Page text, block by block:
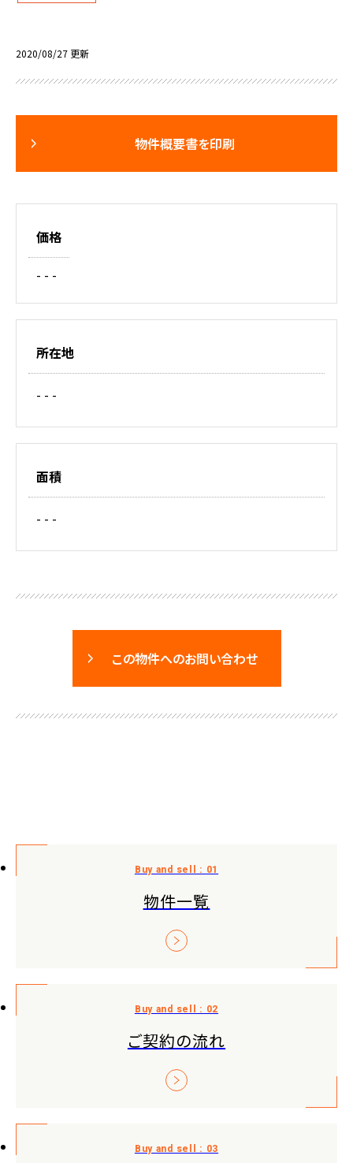
2020/08/27 更新
物件概要書を印刷
価格
- - -
所在地
- - -
面積
- - -
この物件へのお問い合わせ
物件一覧
ご契約の流れ